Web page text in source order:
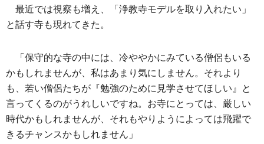
最近では視察も増え、「浄教寺モデルを取り入れたい」
と話す寺も現れてきた。
「保守的な寺の中には、冷ややかにみている僧侶もいる
かもしれませんが、私はあまり気にしません。それより
も、若い僧侶たちが『勉強のために見学させてほしい』と
言ってくるのがうれしいですね。お寺にとっては、厳しい
時代かもしれませんが、それもやりようによっては飛躍で
きるチャンスかもしれません」